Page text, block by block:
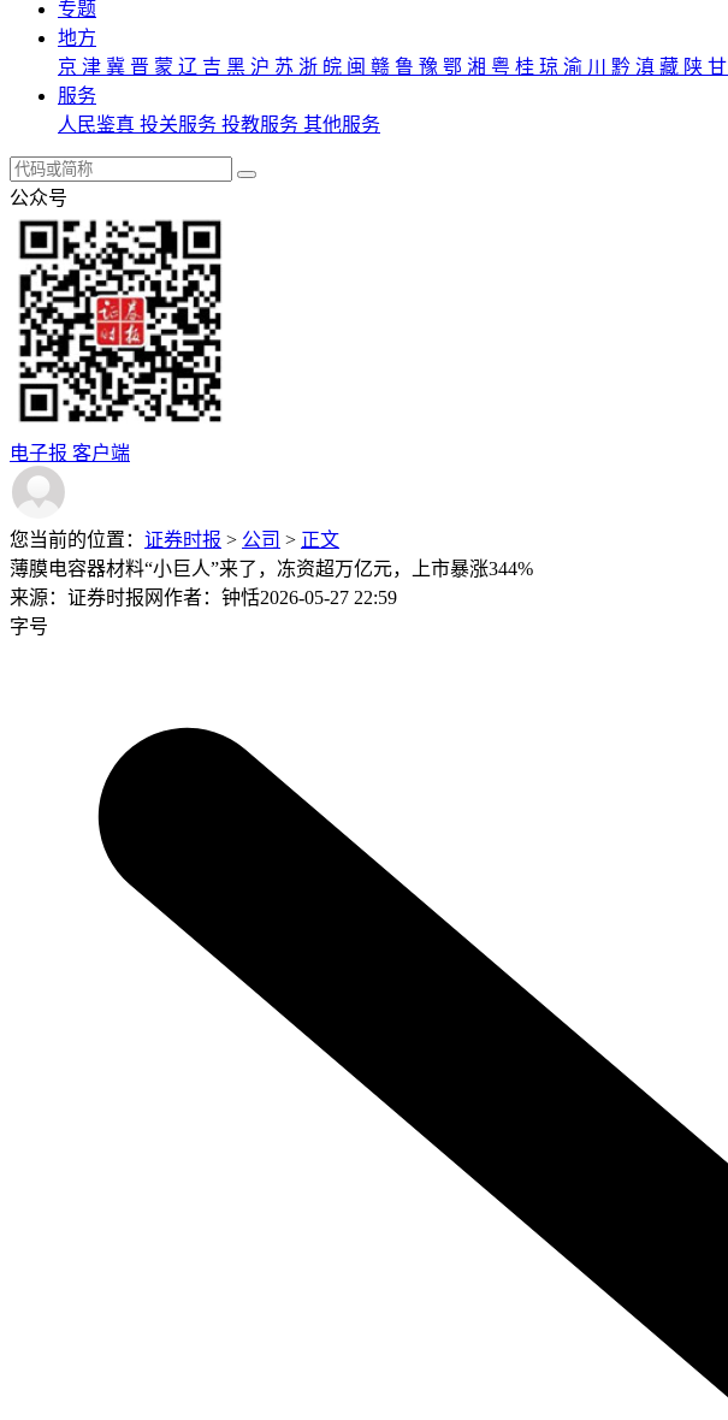
专题
地方
京 津 冀 晋 蒙 辽 吉 黑 沪 苏 浙 皖 闽 赣 鲁 豫 鄂 湘 粤 桂 琼 渝 川 黔 滇 藏 陕 甘
服务
人民鉴真 投关服务 投教服务 其他服务
公众号
电子报 客户端
您当前的位置： 证券时报 > 公司 > 正文
薄膜电容器材料“小巨人”来了，冻资超万亿元，上市暴涨344%
来源：证券时报网作者：钟恬2026-05-27 22:59
字号